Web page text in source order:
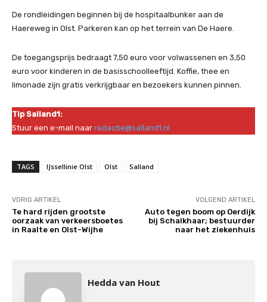
De rondleidingen beginnen bij de hospitaalbunker aan de
Haereweg in Olst. Parkeren kan op het terrein van De Haere.
De toegangsprijs bedraagt 7,50 euro voor volwassenen en 3,50
euro voor kinderen in de basisschoolleeftijd. Koffie, thee en
limonade zijn gratis verkrijgbaar en bezoekers kunnen pinnen.
Tip Salland1:
Stuur een e-mail naar redactie@salland1.nl
TAGS IJssellinie Olst Olst Salland
VORIG ARTIKEL
Te hard rijden grootste
oorzaak van verkeersboetes
in Raalte en Olst-Wijhe
VOLGEND ARTIKEL
Auto tegen boom op Oerdijk
bij Schalkhaar; bestuurder
naar het ziekenhuis
Hedda van Hout